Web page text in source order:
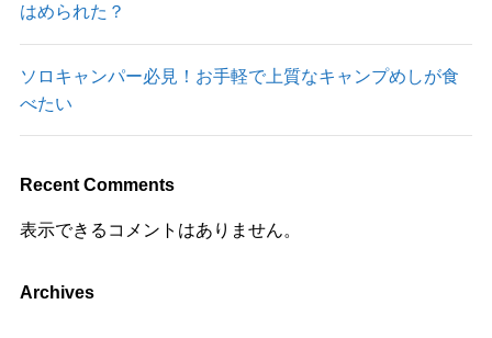
はめられた？
ソロキャンパー必見！お手軽で上質なキャンプめしが食
べたい
Recent Comments
表示できるコメントはありません。
Archives